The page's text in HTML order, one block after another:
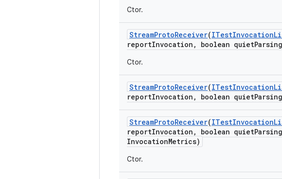
Ctor.
StreamProtoReceiver(ITestInvocation
reportInvocation , boolean quiet
Ctor.
StreamProtoReceiver(ITestInvocation
reportInvocation , boolean quietParsing
StreamProtoReceiver(ITestInvocation
reportInvocation , boolean quietParsing
InvocationMetrics)
Ctor.